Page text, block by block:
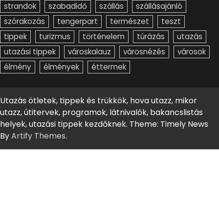
strandok
szabadidő szállás
szállásajánló
szórakozás
tengerpart természet
teszt
tippek
turizmus történelem túrázás
utazás
utazási tippek
városkalauz városnézés
városok
élmény
élmények éttermek
Utazás ötletek, tippek és trükkök, hova utazz, mikor
utazz, útitervek, programok, látnivalók, bakancslistás
helyek, utazási tippek kezdőknek. Theme: Timely News
ByArtify Themes.